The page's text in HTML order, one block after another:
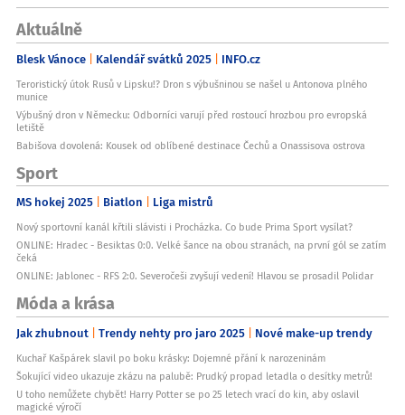
Aktuálně
Blesk Vánoce Kalendář svátků 2025 INFO.cz
Teroristický útok Rusů v Lipsku!? Dron s výbušninou se našel u Antonova plného
munice
Výbušný dron v Německu: Odborníci varují před rostoucí hrozbou pro evropská
letiště
Babišova dovolená: Kousek od oblíbené destinace Čechů a Onassisova ostrova
Sport
MS hokej 2025 Biatlon Liga mistrů
Nový sportovní kanál křtili slávisti i Procházka. Co bude Prima Sport vysílat?
ONLINE: Hradec - Besiktas 0:0. Velké šance na obou stranách, na první gól se zatím
čeká
ONLINE: Jablonec - RFS 2:0. Severočeši zvyšují vedení! Hlavou se prosadil Polidar
Móda a krása
Jak zhubnout Trendy nehty pro jaro 2025 Nové make-up trendy
Kuchař Kašpárek slavil po boku krásky: Dojemné přání k narozeninám
Šokující video ukazuje zkázu na palubě: Prudký propad letadla o desítky metrů!
U toho nemůžete chybět! Harry Potter se po 25 letech vrací do kin, aby oslavil
magické výročí